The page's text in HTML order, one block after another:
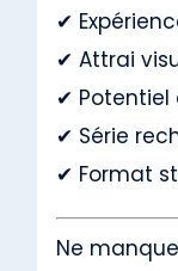
✔
✔ Attrai
✔ Potentiel
✔ Série
✔ Format
Ne